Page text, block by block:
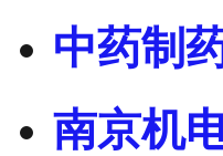
中药制
南京机